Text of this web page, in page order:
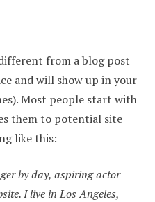
from a blog post
and will show up in your
Most people start with
them to potential site
like this:
by day, aspiring actor
I live in Los Angeles,